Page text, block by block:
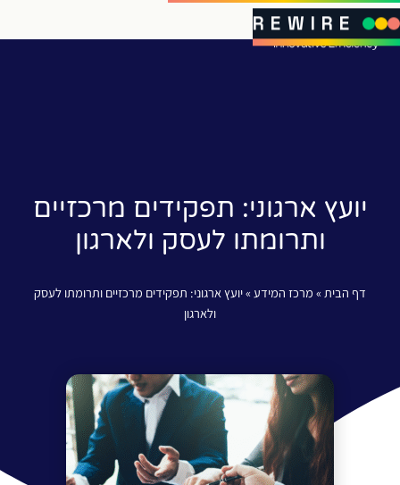
REWIRE
יועץ ארגוני: תפקידים מרכזיים
ותרומתו לעסק ולארגון
דף הבית » מרכז המידע »יועץ ארגוני: תפקידים מרכזיים ותרומתו לעסק
ולארגון